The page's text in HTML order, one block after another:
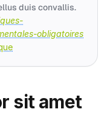
obligatoires
sit amet